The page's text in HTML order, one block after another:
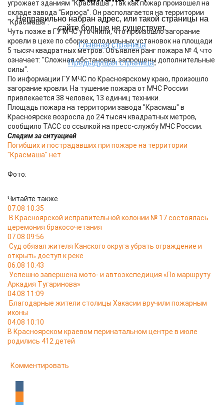
угрожает зданиям "Красмаша", так как пожар произошел на
складе завода "Бирюса". Он располагается на территории
"Красмаша".
Чуть позже в ГУ МЧС уточнили, что произошло загорание
кровли в цехе по сборке холодильных установок на площади
5 тысяч квадратных метров. Объявлен ранг пожара № 4, что
означает: "Сложная обстановка, запрошены дополнительные
силы".
По информации ГУ МЧС по Красноярскому краю, произошло
загорание кровли. На тушение пожара от МЧС России
привлекается 38 человек, 13 единиц техники.
Площадь пожара на территории завода "Красмаш" в
Красноярске возросла до 24 тысяч квадратных метров,
сообщило ТАСС со ссылкой на пресс-службу МЧС России.
Следим за ситуацией
Погибших и пострадавших при пожаре на территории
"Красмаша" нет
Фото:
Читайте также
07.08 10:35
В Красноярской исправительной колонии № 17 состоялась
церемония бракосочетания
07.08 09:56
Суд обязал жителя Канского округа убрать ограждение и
открыть доступ к реке
06.08 10:43
Успешно завершена мото- и автоэкспедиция «По маршруту
Аркадия Тугаринова»
04.08 11:09
Благодарные жители столицы Хакасии вручили пожарным
иконы
04.08 10:10
В Красноярском краевом перинатальном центре в июле
родились 412 детей
Комментировать